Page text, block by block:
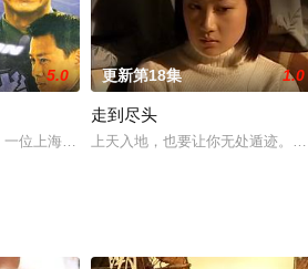
（李云娟 饰）怀中抱着一个嗷嗷待哺的婴儿
5.0
位上海名牌大学的MBA毕业生，为了追逐事
更新第18集 1.0
走到尽头
上天入地，也要让你无处遁迹